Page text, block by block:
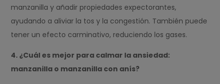
manzanilla y añadir propiedades expectorantes,
ayudando a aliviar la tos y la congestión. También puede
tener un efecto carminativo, reduciendo los gases.
4. ¿Cuál es mejor para calmar la ansiedad:
manzanilla o manzanilla con anís?